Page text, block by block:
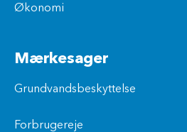
Økonomi
Mærkesager
Grundvandsbeskyttelse
Forbrugereje